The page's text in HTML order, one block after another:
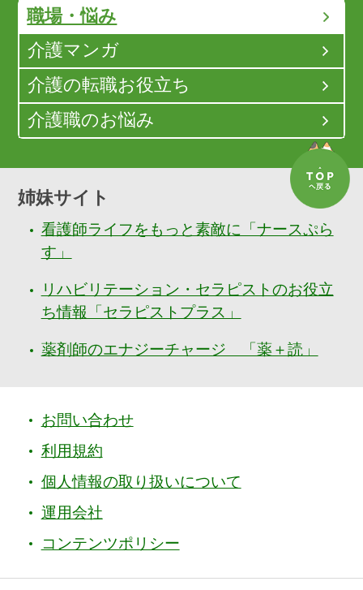
職場・悩み
介護マンガ
介護の転職お役立ち
介護職のお悩み
姉妹サイト
看護師ライフをもっと素敵に「ナースぷら
す」
リハビリテーション・セラピストのお役立
ち情報「セラピストプラス」
薬剤師のエナジーチャージ 「薬＋読」
お問い合わせ
利用規約
個人情報の取り扱いについて
運用会社
コンテンツポリシー